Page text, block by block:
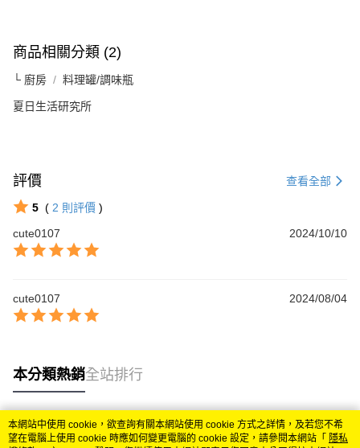
商品相關分類 (2)
└ 廚房 料理罐/調味瓶
夏日生活研究所
評價 查看全部
5 ( 2 則評價 )
cute0107
2024/10/10
cute0107 2024/08/04
本分類熱銷全站排行
熱門標籤
本網站中使用 cookie，欲查詢有關本網站使用 cookie 方式之詳情，及若您不希
望在電腦上使用 cookie 時應如何變更電腦的 cookie 設定，請參閱本網站「 隱私